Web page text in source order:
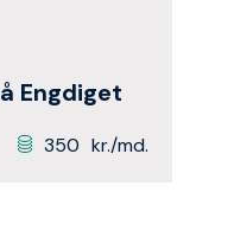
Engdiget
350 kr./md.